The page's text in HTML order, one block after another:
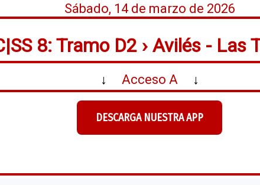
Sábado, 14 de marzo de 2026
8: Tramo D2 › Avilés - Las
↓ Acceso A ↓
DESCARGA NUESTRA APP